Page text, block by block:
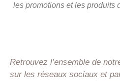
les promotions et les produits
Retrouvez l’ensemble de
sur les réseaux sociaux et